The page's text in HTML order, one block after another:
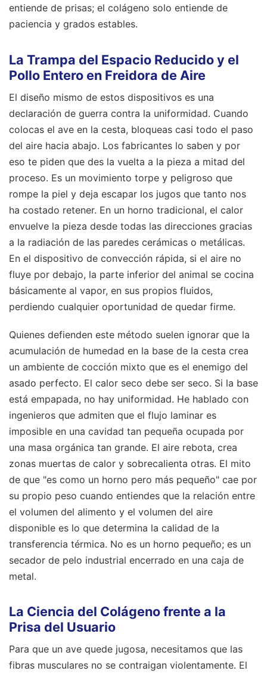
entiende de prisas; el colágeno solo entiende de
paciencia y grados estables.
La Trampa del Espacio Reducido y el
Pollo Entero en Freidora de Aire
El diseño mismo de estos dispositivos es una
declaración de guerra contra la uniformidad. Cuando
colocas el ave en la cesta, bloqueas casi todo el paso
del aire hacia abajo. Los fabricantes lo saben y por
eso te piden que des la vuelta a la pieza a mitad del
proceso. Es un movimiento torpe y peligroso que
rompe la piel y deja escapar los jugos que tanto nos
ha costado retener. En un horno tradicional, el calor
envuelve la pieza desde todas las direcciones gracias
a la radiación de las paredes cerámicas o metálicas.
En el dispositivo de convección rápida, si el aire no
fluye por debajo, la parte inferior del animal se cocina
básicamente al vapor, en sus propios fluidos,
perdiendo cualquier oportunidad de quedar firme.
Quienes defienden este método suelen ignorar que la
acumulación de humedad en la base de la cesta crea
un ambiente de cocción mixto que es el enemigo del
asado perfecto. El calor seco debe ser seco. Si la base
está empapada, no hay uniformidad. He hablado con
ingenieros que admiten que el flujo laminar es
imposible en una cavidad tan pequeña ocupada por
una masa orgánica tan grande. El aire rebota, crea
zonas muertas de calor y sobrecalienta otras. El mito
de que "es como un horno pero más pequeño" cae por
su propio peso cuando entiendes que la relación entre
el volumen del alimento y el volumen del aire
disponible es lo que determina la calidad de la
transferencia térmica. No es un horno pequeño; es un
secador de pelo industrial encerrado en una caja de
metal.
La Ciencia del Colágeno frente a la
Prisa del Usuario
Para que un ave quede jugosa, necesitamos que las
fibras musculares no se contraigan violentamente. El